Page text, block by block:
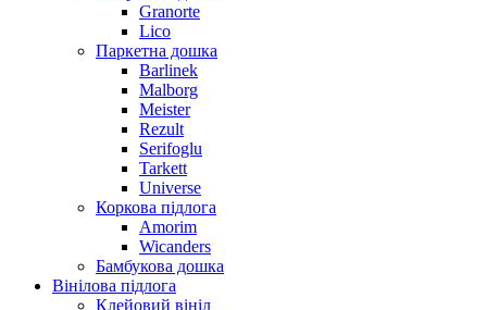
Granorte
Lico
Паркетна дошка
Barlinek
Malborg
Meister
Rezult
Serifoglu
Tarkett
Universe
Коркова підлога
Amorim
Wicanders
Бамбукова дошка
Вінілова підлога
Клейовий вініл